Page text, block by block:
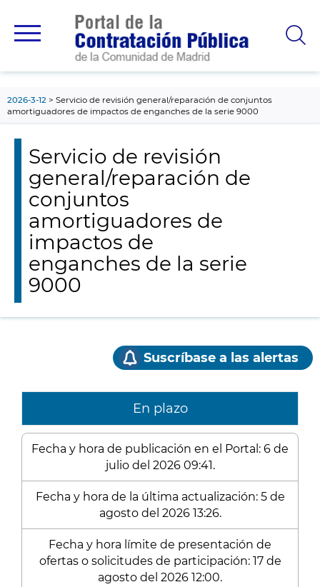
principal
2026-3-12
Servicio de revisión general/reparación de conjuntos
amortiguadores de impactos de enganches de la serie 9000
Servicio de revisión
general/reparación de
conjuntos
amortiguadores de
impactos de
enganches de la serie
9000
Suscríbase a las alertas
En plazo
Fecha y hora de publicación en el Portal: 6 de
julio del 2026 09:41.
Fecha y hora de la última actualización: 5 de
agosto del 2026 13:26.
Fecha y hora límite de presentación de
ofertas o solicitudes de participación: 17 de
agosto del 2026 12:00.